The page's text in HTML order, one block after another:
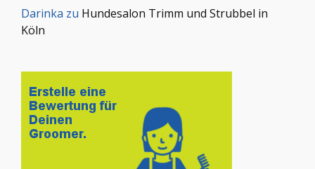
Darinka zu Hundesalon Trimm und Strubbel in
Köln